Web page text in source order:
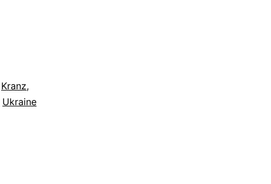
Kranz,
Ukraine